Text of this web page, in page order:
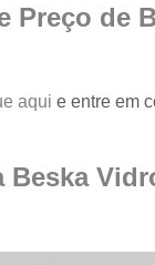
Preço de
aqui e entre em
Beska